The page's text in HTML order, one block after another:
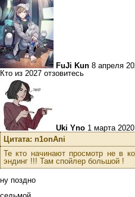
FuJi Kun 8 апреля
Кто из 2027 отзовитесь
Uki Yno 1 марта
Цитата: n1onAni
Те кто начинают просмотр не в
эндинг !!! Там спойлер большой !
ну поздно